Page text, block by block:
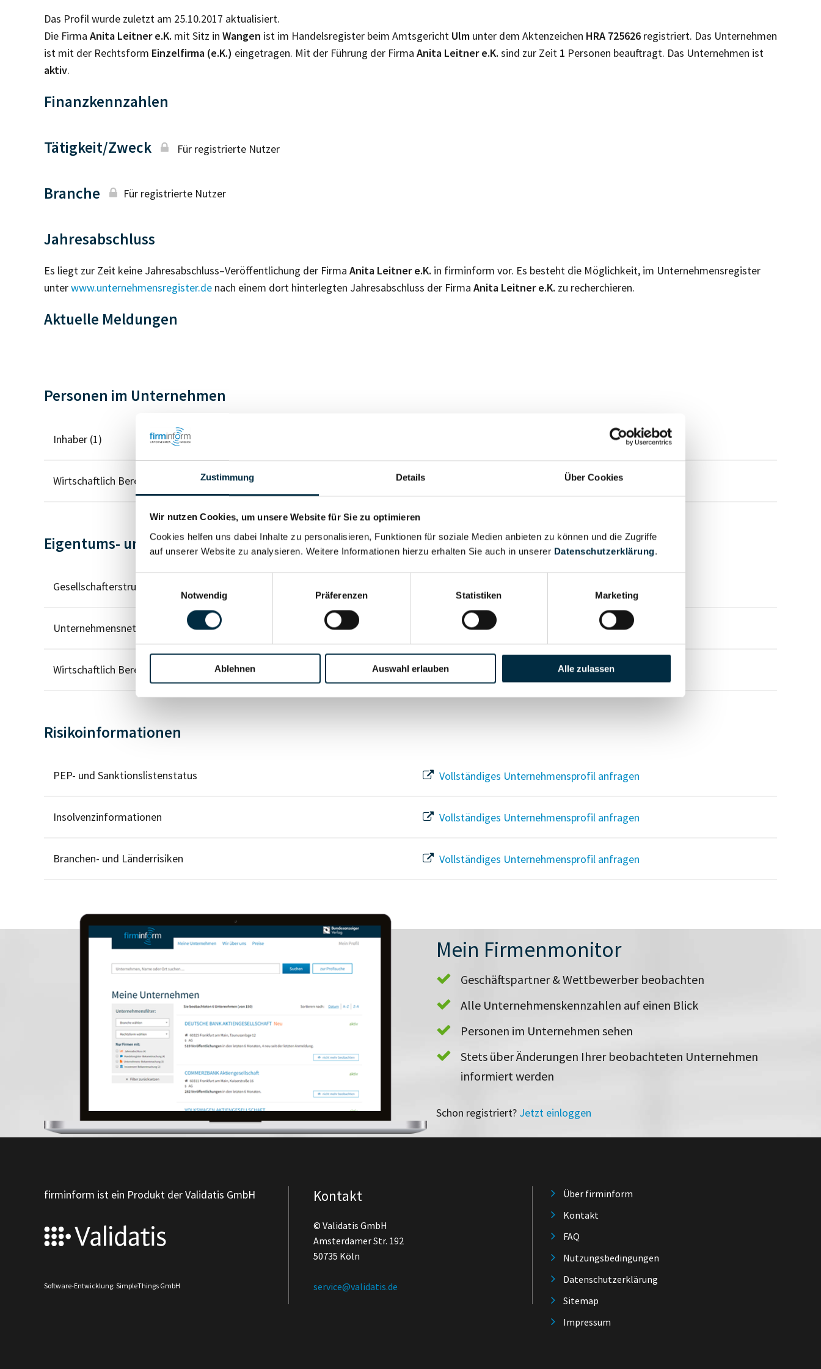
Zustimmung Details Über Cookies
Wir nutzen Cookies, um unsere Website für Sie zu optimieren
Cookies helfen uns dabei Inhalte zu personalisieren, Funktionen für soziale Medien anbieten zu können und die Zugriffe
auf unserer Website zu analysieren. Weitere Informationen hierzu erhalten Sie auch in unserer Datenschutzerklärung.
Notwendig
Präferenzen Statistiken Marketing
Ablehnen Auswahl erlauben Alle zulassen
Das Profil wurde zuletzt am 25.10.2017 aktualisiert.
Die Firma Anita Leitner e.K. mit Sitz in Wangen ist im Handelsregister beim Amtsgericht Ulm unter dem Aktenzeichen HRA 725626 registriert. Das Unternehmen
ist mit der Rechtsform Einzelfirma (e.K.) eingetragen. Mit der Führung der Firma Anita Leitner e.K. sind zur Zeit 1 Personen beauftragt. Das Unternehmen ist
aktiv.
Finanzkennzahlen
Tätigkeit/Zweck Für registrierte Nutzer
Branche Für registrierte Nutzer
Jahresabschluss
Es liegt zur Zeit keine Jahresabschluss–Veröffentlichung der Firma Anita Leitner e.K. in firminform vor. Es besteht die Möglichkeit, im Unternehmensregister
unterwww.unternehmensregister.de nach einem dort hinterlegten Jahresabschluss der Firma Anita Leitner e.K. zu recherchieren.
Aktuelle Meldungen
Personen im Unternehmen
Inhaber (1)
Wirtschaftlich Berechtigter Vollständiges Unternehmensprofil anfragen
Eigentums- und Kontrollstruktur
Gesellschafterstruktur
Unternehmensnetzwerk Vollständiges Unternehmensprofil anfragen
Wirtschaftlich Berechtigten Pfad Vollständiges Unternehmensprofil anfragen
Risikoinformationen
PEP- und Sanktionslistenstatus Vollständiges Unternehmensprofil anfragen
Insolvenzinformationen Vollständiges Unternehmensprofil anfragen
Branchen- und Länderrisiken Vollständiges Unternehmensprofil anfragen
Mein Firmenmonitor
Geschäftspartner & Wettbewerber beobachten
Alle Unternehmenskennzahlen auf einen Blick
Personen im Unternehmen sehen
Stets über Änderungen Ihrer beobachteten Unternehmen
informiert werden
Schon registriert? Jetzt einloggen
firminform ist ein Produkt der Validatis GmbH
Software-Entwicklung: SimpleThings GmbH
Kontakt
© Validatis GmbH
Amsterdamer Str. 192
50735 Köln
service@validatis.de
Über firminform
Kontakt
FAQ
Nutzungsbedingungen
Datenschutzerklärung
Sitemap
Impressum